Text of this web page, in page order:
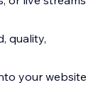
quality,
your website